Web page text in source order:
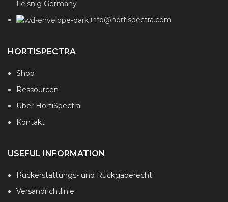
Leisnig Germany
info@hortispectra.com
HORTISPECTRA
Shop
Ressourcen
Über HortiSpectra
Kontakt
USEFUL INFORMATION
Rückerstattungs- und Rückgaberecht
Versandrichtlinie